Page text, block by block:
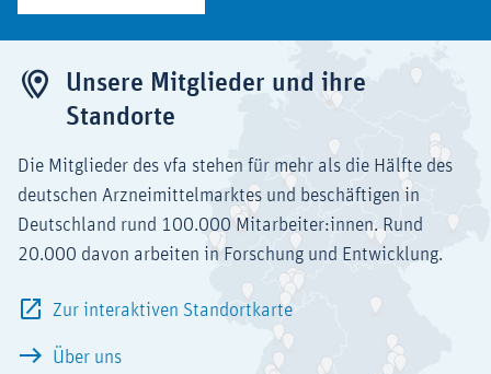
Unsere Mitglieder und ihre
Standorte
Die Mitglieder des vfa stehen für mehr als die Hälfte des
deutschen Arzneimittelmarktes und beschäftigen in
Deutschland rund 100.000 Mitarbeiter:innen. Rund
20.000 davon arbeiten in Forschung und Entwicklung.
Zur interaktiven Standortkarte
Über uns